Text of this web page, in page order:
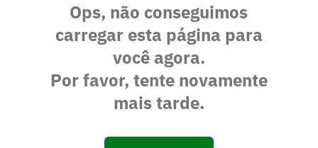
Ops, não conseguimos
carregar esta página para
você agora.
Por favor, tente novamente
mais tarde.